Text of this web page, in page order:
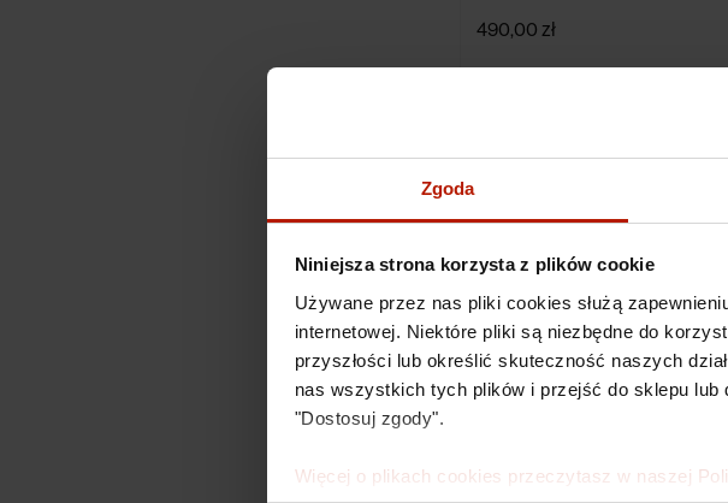
Zgoda
Niniejsza strona korzysta z plików cookie
Używane przez nas pliki cookies służą
internetowej. Niektóre pliki są niezbędne do
przyszłości lub określić skuteczność naszych
nas wszystkich tych plików i przejść do sklepu
"Dostosuj zgody".
Więcej o plikach cookies przeczytasz w naszej
490,00 zł